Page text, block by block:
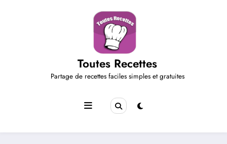
Toutes Recettes
Partage de recettes faciles simples et gratuites